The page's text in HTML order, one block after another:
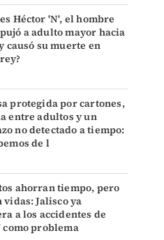
Héctor 'N', el hombre
a adulto mayor hacia
causó su muerte en
protegida por cartones,
entre adultos y un
no detectado a tiempo:
de l
ahorran tiempo, pero
vidas: Jalisco ya
a los accidentes de
problema